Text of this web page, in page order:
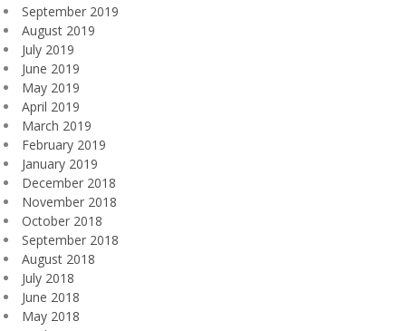
September 2019
August 2019
July 2019
June 2019
May 2019
April 2019
March 2019
February 2019
January 2019
December 2018
November 2018
October 2018
September 2018
August 2018
July 2018
June 2018
May 2018